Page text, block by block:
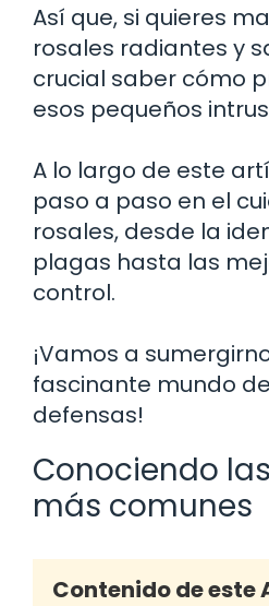
Así que, si quieres
rosales radiantes y
crucial saber cómo
esos pequeños
A lo largo de este
paso a paso en el
rosales, desde la
plagas hasta las
control.
¡Vamos a
fascinante mundo
defensas!
Conociendo
más comunes
Contenido de este